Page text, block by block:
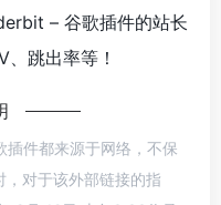
– 谷歌插件的站长
跳出率等！
件都来源于网络，不保
对于该外部链接的指